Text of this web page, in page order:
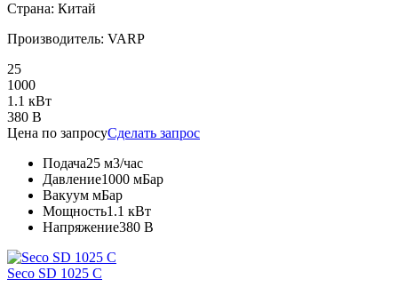
Страна: Китай
Производитель: VARP
25
1000
1.1 кВт
380 В
Цена по запросуСделать запрос
Подача25 м3/час
Давление1000 мБар
Вакуум мБар
Мощность1.1 кВт
Напряжение380 В
Seco SD 1025 C